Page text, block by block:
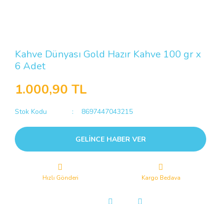
Kahve Dünyası Gold Hazır Kahve 100 gr x
6 Adet
1.000,90 TL
Stok Kodu 8697447043215
GELİNCE HABER VER
Hızlı Gönderi Kargo Bedava